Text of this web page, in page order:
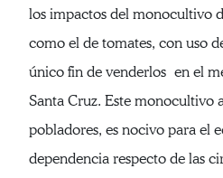
los impactos del monocultivo
como el de tomates, con uso
único fin de venderlos en el
Santa Cruz. Este monocultivo
pobladores, es nocivo para el
dependencia respecto de las